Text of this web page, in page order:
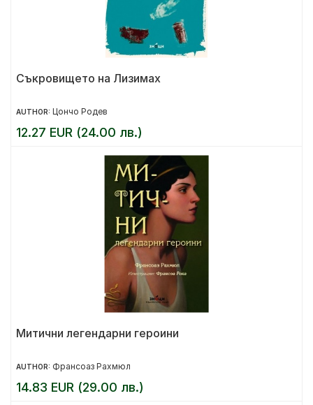
Съкровището на Лизимах
AUTHOR: Цончо Родев
12.27 EUR (24.00 лв.)
Митични легендарни героини
AUTHOR: Франсоаз Рахмюл
14.83 EUR (29.00 лв.)